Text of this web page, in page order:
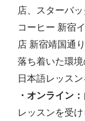
店、スターバ
コーヒー 新宿
店 新宿靖国通
落ち着いた環
日本語レッスン
・オンライン：
レッスンを受け